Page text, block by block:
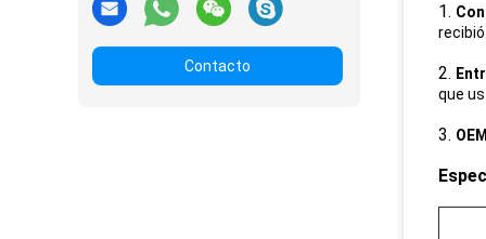
Contacto
1.
2.
que
3.